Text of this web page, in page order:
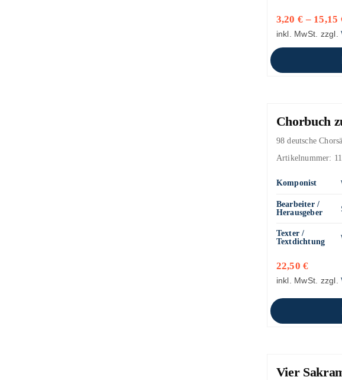
3,20€ – 15,15
inkl. MwSt. zzgl.
Chorbuch
98 deutsche
Artikelnummer:
Komponist
Bearbeiter /
Herausgeber
Texter /
Textdichtung
22,50€
inkl. MwSt. zzgl.
Vier